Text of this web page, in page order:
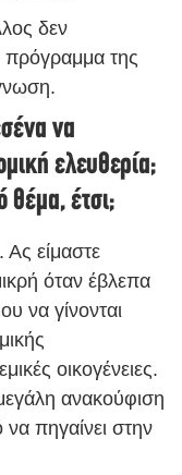
δεν
πρόγραμμα της
να
ελευθερία;
θέμα, έτσι;
είμαστε
όταν έβλεπα
να γίνονται
οικογένειες.
ανακούφιση
πηγαίνει στην